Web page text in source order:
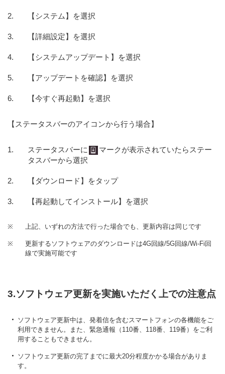
【システム】を選択
【詳細設定】を選択
【システムアップデート】を選択
【アップデートを確認】を選択
【今すぐ再起動】を選択
【ステータスバーのアイコンから行う場合】
ステータスバーに
マークが表示されていたらステー
タスバーから選択
【ダウンロード】をタップ
【再起動してインストール】を選択
※ 上記、いずれの方法で行った場合でも、更新内容は同じです
※
更新するソフトウェアのダウンロードは4G回線/5G回線/Wi-Fi回
線で実施可能です
3.ソフトウェア更新を実施いただく上での注意点
ソフトウェア更新中は、発着信を含むスマートフォンの各機能をご
利用できません。また、緊急通報（110番、118番、119番）をご利
用することもできません。
ソフトウェア更新の完了までに最大20分程度かかる場合がありま
す。